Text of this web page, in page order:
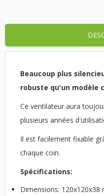
Beaucoup plus
robuste qu'un modèle
Ce ventilateur aura
plusieurs années
Il est facilement fixable
chaque coin.
Spécifications:
Dimensions: 120x120x38